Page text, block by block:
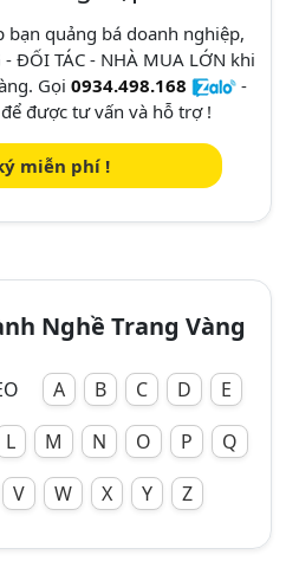
bạn quảng bá doanh nghiệp,
ĐỐI TÁC - NHÀ MUA LỚN khi
Gọi 0934.498.168
-
để được tư vấn và hỗ trợ !
miễn phí !
Nghề Trang Vàng
A B C D
E
L M N O P
Q
V W X Y Z